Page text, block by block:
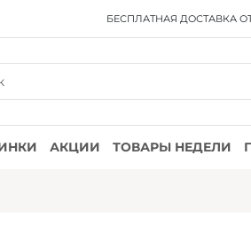
БЕСПЛАТНАЯ ДОСТАВКА
АКЦИИ ТОВАРЫ НЕДЕЛИ